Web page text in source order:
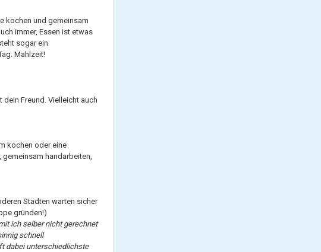
kochen und gemeinsam
immer, Essen ist etwas
sogar ein
Mahlzeit!
Freund. Vielleicht auch
kochen oder eine
handarbeiten,
Städten warten sicher
gründen!)
ich selber nicht gerechnet
schnell
dabei unterschiedlichste